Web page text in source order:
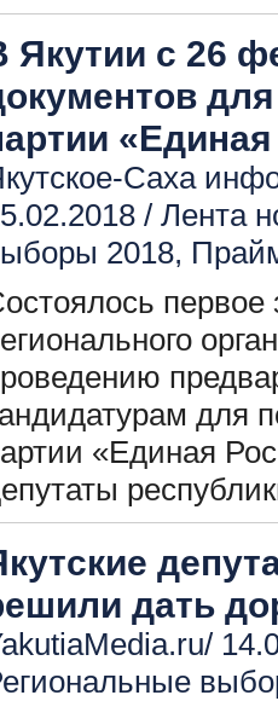
Якутии с 26
Cаха
/ Лента
2018,
первое
для
«Единая
дать